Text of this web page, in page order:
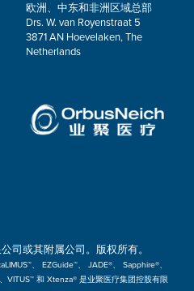
欧洲、中东和非洲区域总部
Drs. W. van Royenstraat 5
3871 AN Hoevelaken, The
Netherlands
司或其附属公司。版权所有。
、 EZGuide™、 JADE®、 Sapphire®、
VITUS™ 和 Xtenza® 是业聚医疗集团控股有限